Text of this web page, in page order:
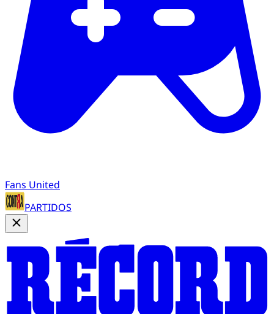
Fans United
PARTIDOS